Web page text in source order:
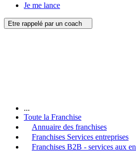
Je me lance
Etre rappelé par un coach
...
Toute la Franchise
Annuaire des franchises
Franchises Services entreprises
Franchises B2B - services aux